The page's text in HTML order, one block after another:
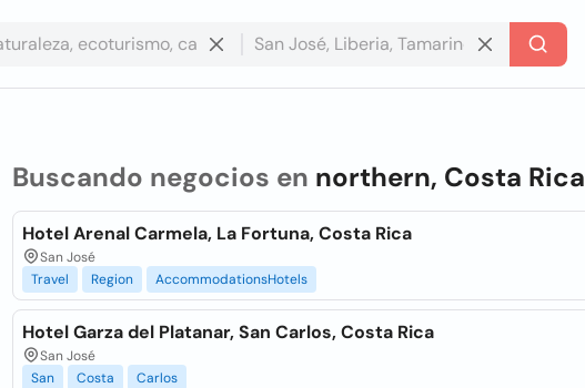
Buscando negocios en northern, Costa Rica
Hotel Arenal Carmela, La Fortuna, Costa Rica
San José
Travel
Region AccommodationsHotels
Hotel Garza del Platanar, San Carlos, Costa Rica
San José
San
Costa Carlos